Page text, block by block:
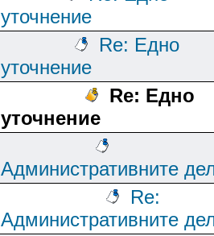
уточнение
Re: Едно
уточнение
Re: Едно
уточнение
Административните
Re:
Административните